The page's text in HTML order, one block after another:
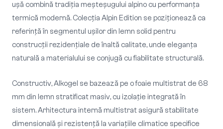
ușă combină tradiția meșteșugului alpino cu performanța
termică modernă. Colecția Alpin Edition se poziționează ca
referință în segmentul ușilor din lemn solid pentru
construcții rezidențiale de înaltă calitate, unde eleganța
naturală a materialului se conjugă cu fiabilitate structurală.
Constructiv, Alkogel se bazează pe o foaie multistrat de 68
mm din lemn stratificat masiv, cu izolație integrată în
sistem. Arhitectura internă multistrat asigură stabilitate
dimensională și rezistență la variațiile climatice specifice